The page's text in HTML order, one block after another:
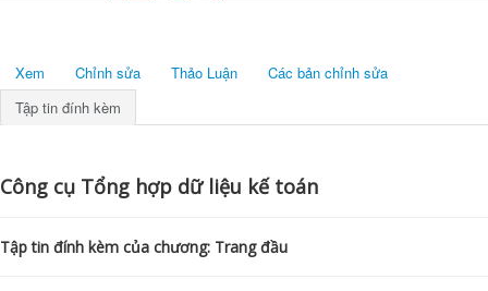
Xem Chỉnh sửa Thảo Luận
Các bản chỉnh sửa
Tập tin đính kèm
Công cụ Tổng hợp dữ liệu kế toán
Tập tin đính kèm của chương: Trang đầu